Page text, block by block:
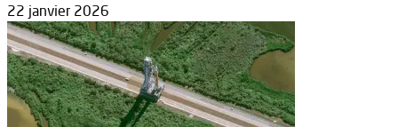
22 janvier 2026